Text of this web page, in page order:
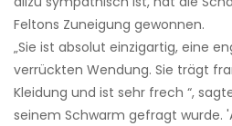
Feltons Zuneigung gewonnen.
„Sie ist absolut einzigartig, eine
verrückten Wendung. Sie trägt
Kleidung und ist sehr frech “,
seinem Schwarm gefragt wurde.